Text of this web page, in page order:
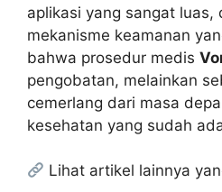
aplikasi yang sangat luas,
mekanisme keamanan
bahwa prosedur medis
pengobatan, melainkan
cemerlang dari masa
kesehatan yang sudah
Lihat artikel lainnya